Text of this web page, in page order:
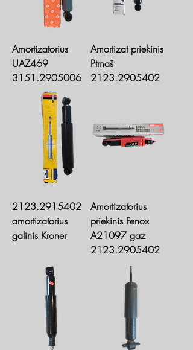
Amortizatorius
UAZ469
3151.2905006
Amortizat priekinis
Ptmaš
2123.2905402
2123.2915402
amortizatorius
galinis Kroner
Amortizatorius
priekinis Fenox
A21097 gaz
2123.2905402